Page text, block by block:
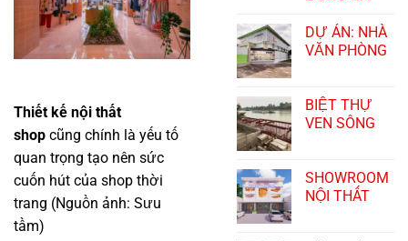
Thiết kế nội thất
shop cũng chính là yếu tố
quan trọng tạo nên sức
cuốn hút của shop thời
trang (Nguồn ảnh: Sưu
tầm)
DỰ ÁN: NHÀ
VĂN PHÒNG
BIỆT THỰ
VEN SÔNG
SHOWROOM
NỘI THẤT